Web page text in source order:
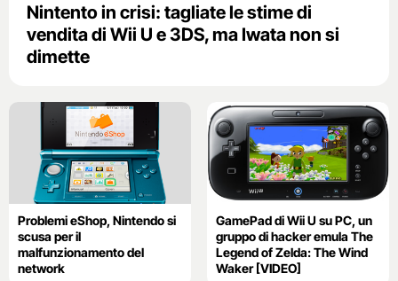
Nintento in crisi: tagliate le stime di
vendita di Wii U e 3DS, ma Iwata non si
dimette
Problemi eShop, Nintendo si
scusa per il
malfunzionamento del
network
GamePad di Wii U su PC, un
gruppo di hacker emula The
Legend of Zelda: The Wind
Waker [VIDEO]